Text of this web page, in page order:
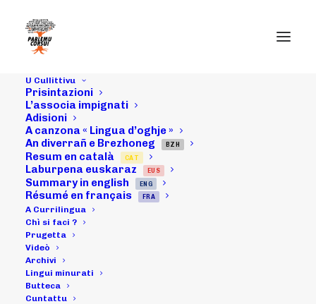
U Cullittivu
Prisintazioni
L’associa impignati
Adisioni
A canzona « Lingua d’oghje »
An diverrañ e Brezhoneg
BZH
Resum en català CAT
Laburpena euskaraz EUS
Summary in english ENG
Résumé en français FRA
A Currilingua
Chì si faci ?
Prugetta
Videò
Archivi
Lingui minurati
Butteca
Cuntattu
01/10/24 : i nosci
ringraziamenta
dopu à a
Currilingua.
05/10/2024